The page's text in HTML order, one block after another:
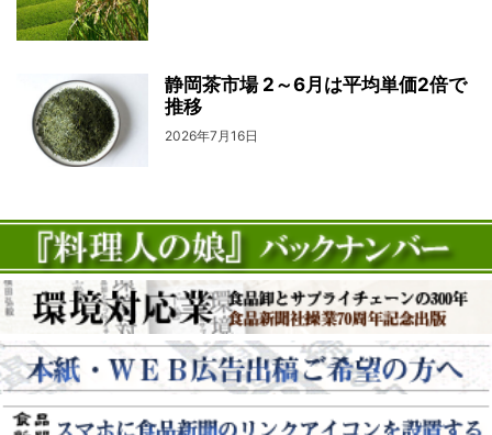
静岡茶市場 2～6月は平均単価2倍で
推移
2026年7月16日